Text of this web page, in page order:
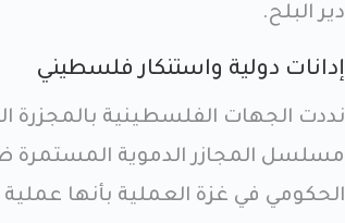
دير البلح.
إدانات دولية واستنكار فلسطيني
نددت الجهات الفلسطينية بالمجزرة
مسلسل المجازر الدموية
الحكومي في غزة العملية بأنها